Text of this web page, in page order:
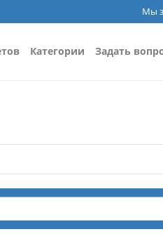
Мы
Категории Задать